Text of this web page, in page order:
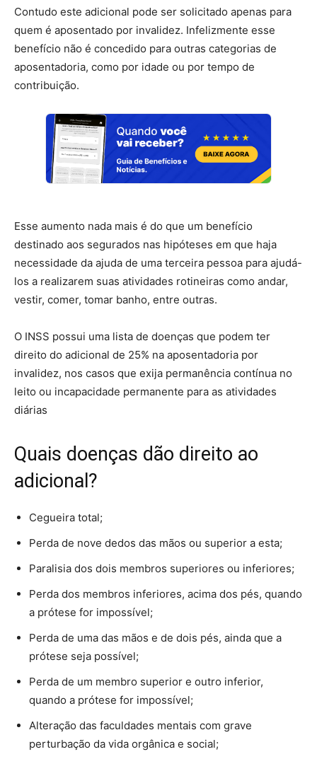
Contudo este adicional pode ser solicitado apenas para
quem é aposentado por invalidez. Infelizmente esse
benefício não é concedido para outras categorias de
aposentadoria, como por idade ou por tempo de
contribuição.
Esse aumento nada mais é do que um benefício
destinado aos segurados nas hipóteses em que haja
necessidade da ajuda de uma terceira pessoa para ajudá-
los a realizarem suas atividades rotineiras como andar,
vestir, comer, tomar banho, entre outras.
O INSS possui uma lista de doenças que podem ter
direito do adicional de 25% na aposentadoria por
invalidez, nos casos que exija permanência contínua no
leito ou incapacidade permanente para as atividades
diárias
Quais doenças dão direito ao
adicional?
Cegueira total;
Perda de nove dedos das mãos ou superior a esta;
Paralisia dos dois membros superiores ou inferiores;
Perda dos membros inferiores, acima dos pés, quando
a prótese for impossível;
Perda de uma das mãos e de dois pés, ainda que a
prótese seja possível;
Perda de um membro superior e outro inferior,
quando a prótese for impossível;
Alteração das faculdades mentais com grave
perturbação da vida orgânica e social;